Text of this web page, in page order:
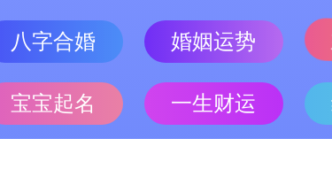
八字合婚 婚姻运势
宝宝起名 一生财运